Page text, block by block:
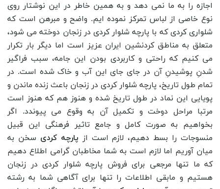
اجازه را به ما نمی دهد و به همین خاطر در این نوشتار روی
نوع خاصی از لباس تمرکز نموده ایم. واضح و مبرهن است که
شلواری کردی که با پارچه شلوار کردی در زنجان دوخته می شود،
متعلق به مناطق کردنشین ایران عزیز است اما دیگر بار تکرار
می کنیم که راحتی و کاربردی بودن این جامه، سبب فراگیر
شدنِ پوشیدنِ آن در جای جای این آب و خاک شده است. در
تمام طول تاریخ، پارچه شلوار کردی در زنجان باعث زنده ماندن و
پویایی این نماد در طول تاریخ شده و هنوز هم که هنوز است
مرتبا مراحل دوخت و تکمیل آن به وقوع می پیوندد. اگر
بخواهیم به صورت کامل و جامع تاثیر فرهنگی این قبیل
منسوجات را بسط دهیم، لازم است از پارچه کردی سخن به
میان آوریم اما لازم است به شما مخاطبان گرامی اطلاع دهیم
که ما تنها مرجعی برای فروش پارچه شلوار کردی در زنجان
هستیم و مابقی اطلاعات را تنها برای آگاهی شما به رشته